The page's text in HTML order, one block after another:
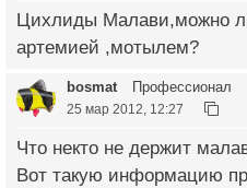
Цихлиды Малави,можно
артемией ,мотылем?
bosmat Профессионал
25 мар 2012, 12:27
Что некто не держит
Вот такую информацию